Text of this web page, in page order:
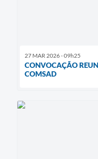
27 MAR 2026 - 09h25
CONVOCAÇÃO
COMSAD